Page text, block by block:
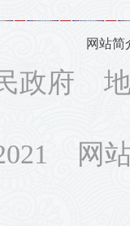
网站简
政府
网